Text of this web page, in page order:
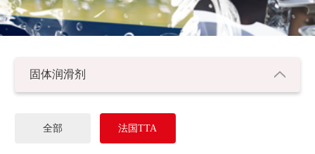
固体润滑剂
全部 法国TTA